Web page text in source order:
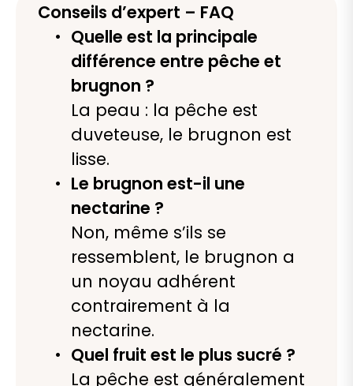
Conseils d’expert – FAQ
Quelle est la principale
différence entre pêche et
brugnon ?
La peau : la pêche est
duveteuse, le brugnon est
lisse.
Le brugnon est-il une
nectarine ?
Non, même s’ils se
ressemblent, le brugnon a
un noyau adhérent
contrairement à la
nectarine.
Quel fruit est le plus sucré ?
La pêche est généralement